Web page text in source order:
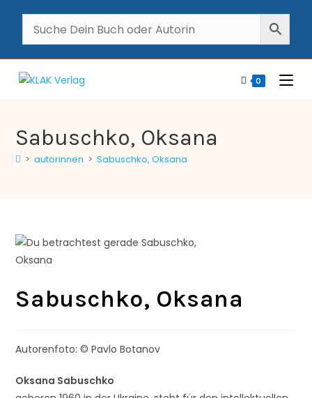
0
Sabuschko, Oksana
> autorinnen > Sabuschko, Oksana
Sabuschko, Oksana
Autorenfoto: © Pavlo Botanov
Oksana Sabuschko